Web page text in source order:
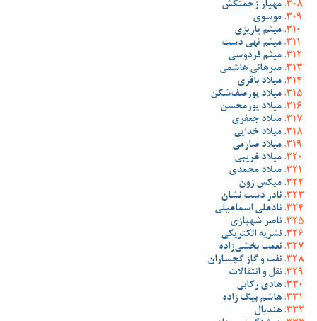
مهیار زحمتکش
موسوی
میثم پاریزی
میثم تهی دست
میثم فردوسی
میرهانی هاشمی
میلاد باقری
میلاد پورصف‌شکن
میلاد پورمحسن
میلاد جعفری
میلاد خدایی
میلاد صارمی
میلاد غریبی
میلاد محمدی
میکس زون
نادر دست نشان
نادعلی اسماعیلی
ناصر شهبازی
نشریه الکتریکی
نعمت بخشی‌زاده
نفت و گاز گچساران
نقل و انتقالات
هادی رکابی
هاشم بیگ زاده
هندبال